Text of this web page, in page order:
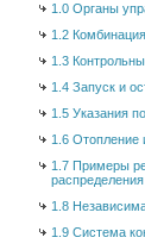
1.0 Органы
1.2
1.3
1.4 Запуск и
1.5 Указания
1.6 Отопление
1.7 Примеры
1.8
1.9 Система